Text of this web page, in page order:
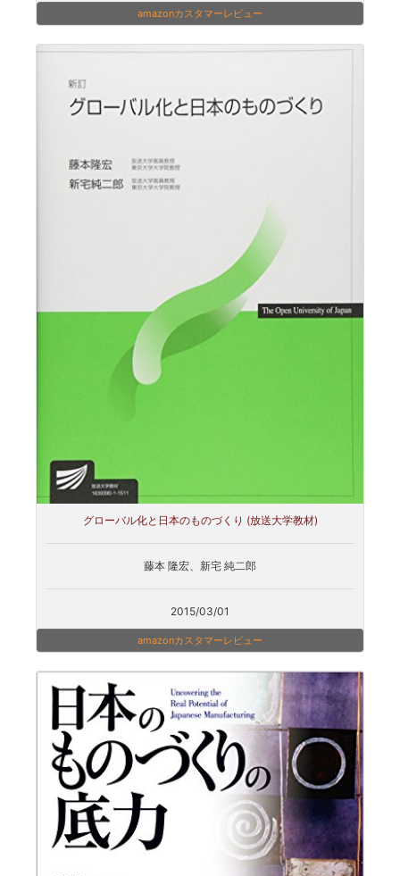
amazonカスタマーレビュー
グローバル化と日本のものづくり (放送大学教材)
藤本 隆宏、新宅 純二郎
2015/03/01
amazonカスタマーレビュー